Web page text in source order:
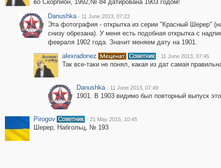
во Скорпион, 1992,№ 84 датирована 1903 годом!
Danushka · 11 June 2013, 07:23
Эта фотография - открытка из серии "Красный Шерер"
снизу обрезана). У меня есть подобная открытка с
февраля 1902 года. Значит меняем дату на 1901.
alexradonez
· 11 June 2013, 07:45
Так все-таки не понял, какая из дат самая
Danushka · 11 June 2013, 07:49
1901. В 1903 видимо был повторный выпуск
Pirogov · 21 May 2015, 10:45
Шерер, Набгольц, № 193